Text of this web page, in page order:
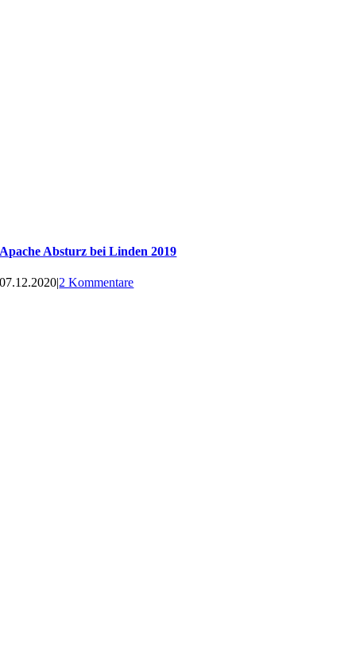
Apache Absturz bei Linden 2019
07.12.2020|2 Kommentare